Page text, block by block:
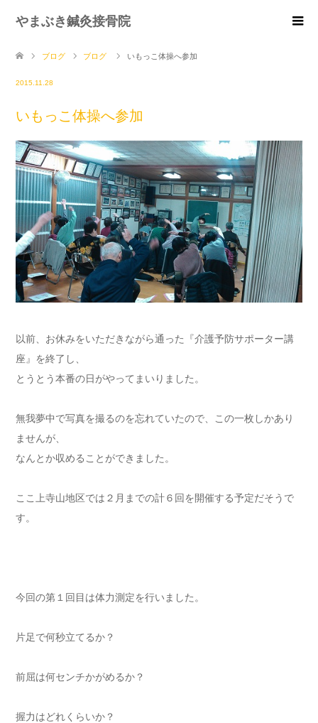
やまぶき鍼灸接骨院
ブログ ブログ いもっこ体操へ参加
2015.11.28
いもっこ体操へ参加
以前、お休みをいただきながら通った『介護予防サポーター講
座』を終了し、
とうとう本番の日がやってまいりました。
無我夢中で写真を撮るのを忘れていたので、この一枚しかあり
ませんが、
なんとか収めることができました。
ここ上寺山地区では２月までの計６回を開催する予定だそうで
す。
今回の第１回目は体力測定を行いました。
片足で何秒立てるか？
前屈は何センチかがめるか？
握力はどれくらいか？